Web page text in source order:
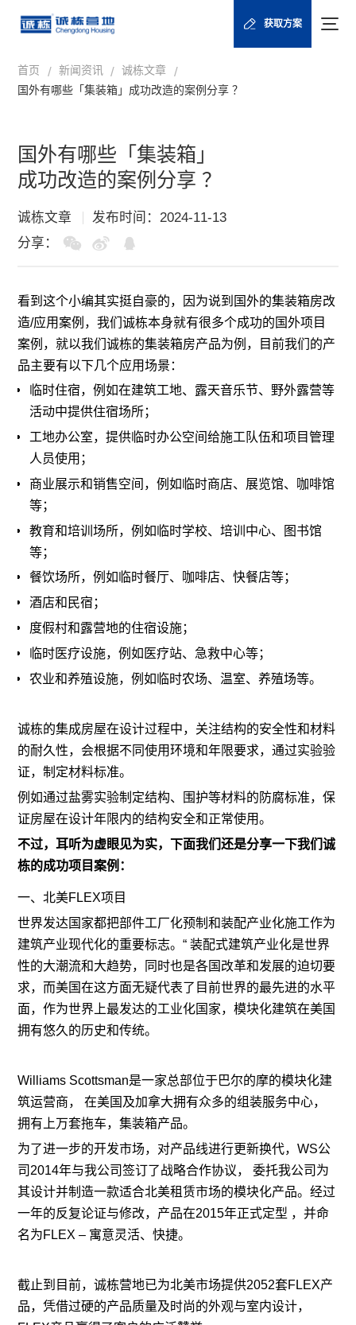
获取方案
首页 / 新闻资讯 / 诚栋文章 /
国外有哪些「集装箱」成功改造的案例分享 ？
国外有哪些「集装箱」
成功改造的案例分享 ？
诚栋文章
发布时间：2024-11-13
分享：
看到这个小编其实挺自豪的，因为说到国外的集装箱房改
造/应用案例，我们诚栋本身就有很多个成功的国外项目
案例，就以我们诚栋的集装箱房产品为例，目前我们的产
品主要有以下几个应用场景：
临时住宿，例如在建筑工地、露天音乐节、野外露营等
活动中提供住宿场所；
工地办公室，提供临时办公空间给施工队伍和项目管理
人员使用；
商业展示和销售空间，例如临时商店、展览馆、咖啡馆
等；
教育和培训场所，例如临时学校、培训中心、图书馆
等；
餐饮场所，例如临时餐厅、咖啡店、快餐店等；
酒店和民宿；
度假村和露营地的住宿设施；
临时医疗设施，例如医疗站、急救中心等；
农业和养殖设施，例如临时农场、温室、养殖场等。
诚栋的集成房屋在设计过程中，关注结构的安全性和材料
的耐久性，会根据不同使用环境和年限要求，通过实验验
证，制定材料标准。
例如通过盐雾实验制定结构、围护等材料的防腐标准，保
证房屋在设计年限内的结构安全和正常使用。
不过，耳听为虚眼见为实，下面我们还是分享一下我们诚
栋的成功项目案例：
一、北美FLEX项目
世界发达国家都把部件工厂化预制和装配产业化施工作为
建筑产业现代化的重要标志。“ 装配式建筑产业化是世界
性的大潮流和大趋势，同时也是各国改革和发展的迫切要
求，而美国在这方面无疑代表了目前世界的最先进的水平
面，作为世界上最发达的工业化国家，模块化建筑在美国
拥有悠久的历史和传统。
Williams Scottsman是一家总部位于巴尔的摩的模块化建
筑运营商， 在美国及加拿大拥有众多的组装服务中心，
拥有上万套拖车，集装箱产品。
为了进一步的开发市场，对产品线进行更新换代，WS公
司2014年与我公司签订了战略合作协议， 委托我公司为
其设计并制造一款适合北美租赁市场的模块化产品。经过
一年的反复论证与修改，产品在2015年正式定型 ，并命
名为FLEX – 寓意灵活、快捷。
截止到目前，诚栋营地已为北美市场提供2052套FLEX产
品，凭借过硬的产品质量及时尚的外观与室内设计，